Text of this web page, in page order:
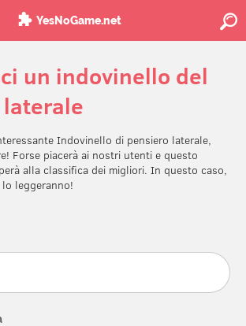
YesNoGame.net
un indovinello del
Indovinello di pensiero laterale,
Forse piacerà ai nostri utenti e questo
alla classifica dei migliori. In questo caso,
leggeranno!